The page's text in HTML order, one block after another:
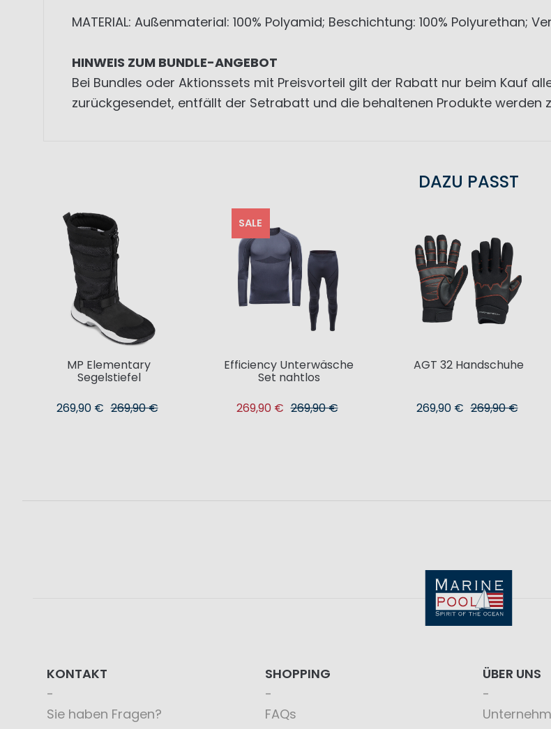
MATERIAL: Außenmaterial: 100% Polyamid; Beschichtung: 100% Polyurethan;
HINWEIS ZUM BUNDLE-ANGEBOT
Bei Bundles oder Aktionssets mit Preisvorteil gilt der Rabatt nur beim Kauf
zurückgesendet, entfällt der Setrabatt und die behaltenen Produkte werden
DAZU PASST
MP Elementary
Segelstiefel
269,90 € 269,90 €
SALE
Efficiency Unterwäsche
Set nahtlos
269,90 € 269,90 €
AGT 32 Handschuhe
269,90 € 269,90 €
KONTAKT
Sie haben Fragen?
SHOPPING
FAQs
ÜBER UNS